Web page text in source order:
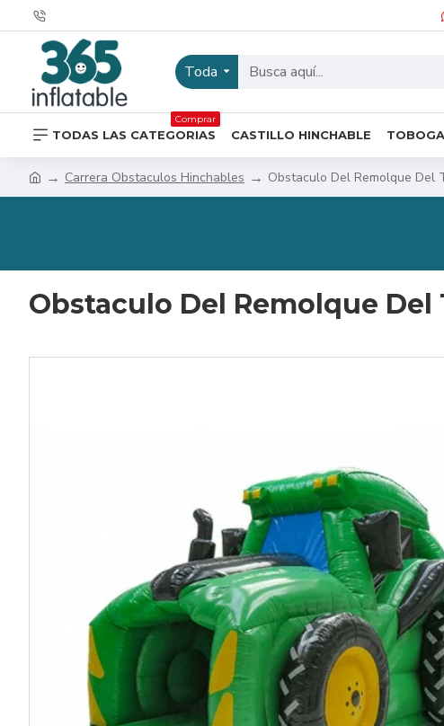
Toda
TODAS LAS CATEGORIAS
Comprar
CASTILLO HINCHABLE
Carrera Obstaculos Hinchables Obstaculo Del Remolque Del
Obstaculo Del Remolque Del